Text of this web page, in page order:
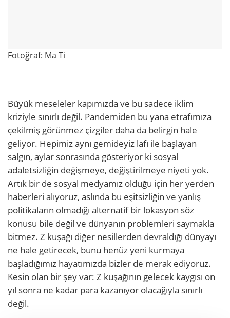
Fotoğraf: Ma Ti
Büyük meseleler kapımızda ve bu sadece iklim
kriziyle sınırlı değil. Pandemiden bu yana etrafımıza
çekilmiş görünmez çizgiler daha da belirgin hale
geliyor. Hepimiz aynı gemideyiz lafı ile başlayan
salgın, aylar sonrasında gösteriyor ki sosyal
adaletsizliğin değişmeye, değiştirilmeye niyeti yok.
Artık bir de sosyal medyamız olduğu için her yerden
haberleri alıyoruz, aslında bu eşitsizliğin ve yanlış
politikaların olmadığı alternatif bir lokasyon söz
konusu bile değil ve dünyanın problemleri saymakla
bitmez. Z kuşağı diğer nesillerden devraldığı dünyayı
ne hale getirecek, bunu henüz yeni kurmaya
başladığımız hayatımızda bizler de merak ediyoruz.
Kesin olan bir şey var: Z kuşağının gelecek kaygısı on
yıl sonra ne kadar para kazanıyor olacağıyla sınırlı
değil.